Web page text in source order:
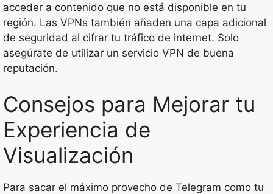
acceder a contenido que no está disponible en tu
región. Las VPNs también añaden una capa adicional
de seguridad al cifrar tu tráfico de internet. Solo
asegúrate de utilizar un servicio VPN de buena
reputación.
Consejos para Mejorar tu
Experiencia de
Visualización
Para sacar el máximo provecho de Telegram como tu